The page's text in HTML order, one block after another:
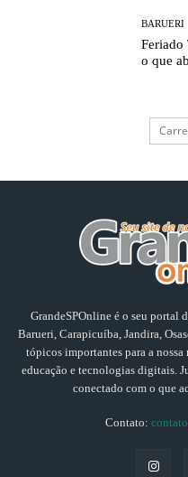
BARUERI
Feriado
o que
GrandeSPOnline é o seu portal
Barueri, Carapicuíba, Jandira,
tópicos importantes para a
educação e tecnologias digitais.
conectado com o que
Contato: